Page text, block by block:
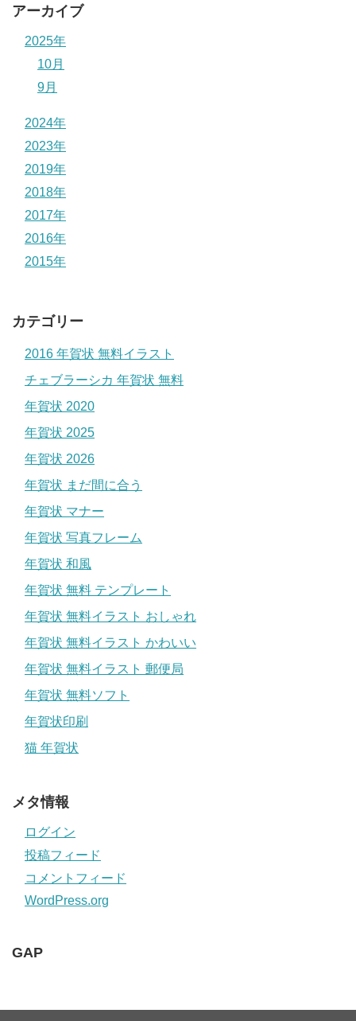
アーカイブ
2025年
10月
9月
2024年
2023年
2019年
2018年
2017年
2016年
2015年
カテゴリー
2016 年賀状 無料イラスト
チェブラーシカ 年賀状 無料
年賀状 2020
年賀状 2025
年賀状 2026
年賀状 まだ間に合う
年賀状 マナー
年賀状 写真フレーム
年賀状 和風
年賀状 無料 テンプレート
年賀状 無料イラスト おしゃれ
年賀状 無料イラスト かわいい
年賀状 無料イラスト 郵便局
年賀状 無料ソフト
年賀状印刷
猫 年賀状
メタ情報
ログイン
投稿フィード
コメントフィード
WordPress.org
GAP